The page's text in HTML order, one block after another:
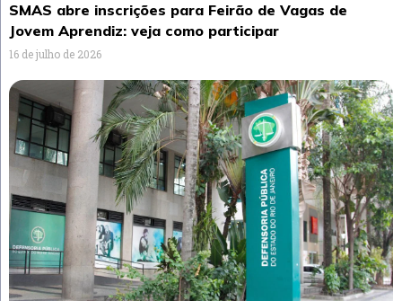
SMAS abre inscrições para Feirão de Vagas de
Jovem Aprendiz: veja como participar
16 de julho de 2026